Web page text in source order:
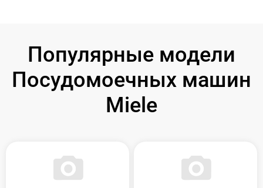
Популярные модели
Посудомоечных машин
Miele